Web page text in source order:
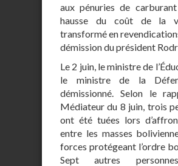
aux pénuries de
hausse du coût de la
transformé en
démission du président
Le 2 juin, le ministre de
le ministre de la
démissionné. Selon le
Médiateur du 8 juin, trois
ont été tuées lors
entre les masses
forces protégeant l’ordre
Sept autres